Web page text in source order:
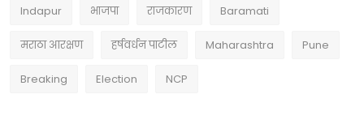
Indapur भाजपा राजकारण Baramati
मराठा आरक्षण हर्षवर्धन पाटील Maharashtra Pune
Breaking Election NCP